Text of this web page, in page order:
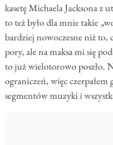
kasetę Michaela Jacksona z
to też było dla mnie takie
bardziej nowoczesne niż to,
pory, ale na maksa mi się
to już wielotorowo poszło.
ograniczeń, więc czerpałem
segmentów muzyki i